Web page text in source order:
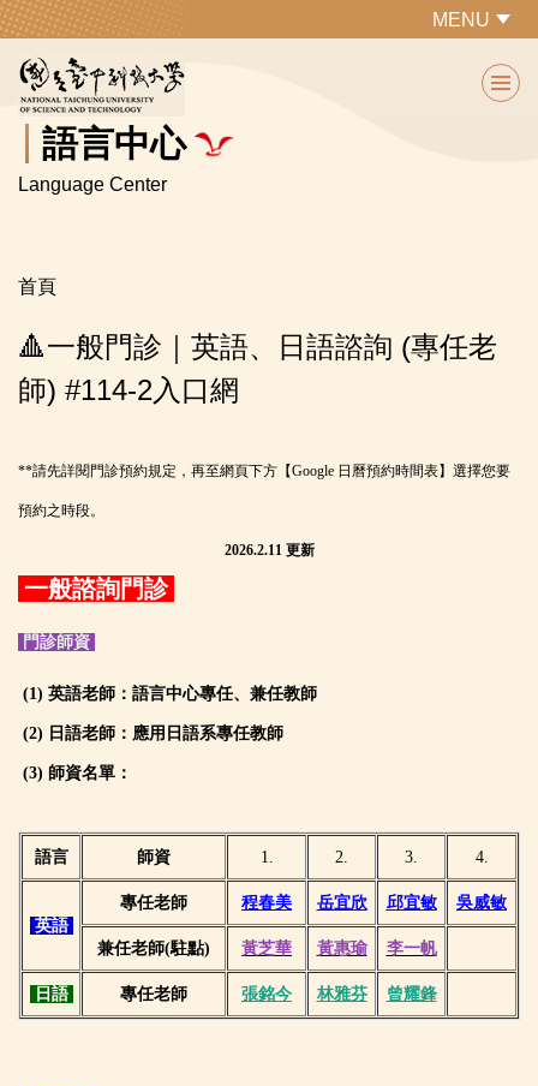
跳
主
要
容
區
語言中心
Language Center
MENU
首頁
🔺一般門診｜英語、日語諮詢 (專任老
師) #114-2入口網
**請先詳閱門診預約規定，再至網頁下方【Google 日曆預約時間表】選擇您要
預約之時段。
2026.2.11 更新
一般諮詢門診
門診師資
(1) 英語老師：語言中心專任、兼任教師
(2) 日語老師： 應用日語系專任教師
(3) 師資名單：
語言 師資 1. 2. 3. 4.
英語
專任老師 程春美 岳宜欣 邱宜敏 吳威敏
兼任老師(駐點) 黃芝華 黃惠瑜 李一帆
日語 專任老師 張銘今 林雅芬 曾耀鋒